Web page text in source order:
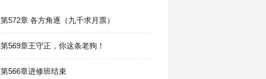
第572章 各方角逐（九千求月票）
第569章王守正，你这条老狗！
第566章进修班结束